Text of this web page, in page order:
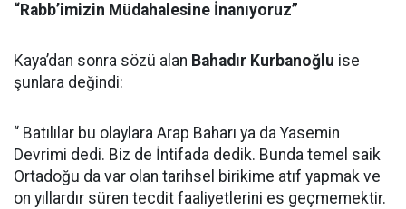
“Rabb’imizin Müdahalesine İnanıyoruz”
Kaya’dan sonra sözü alan Bahadır Kurbanoğlu ise
şunlara değindi:
“ Batılılar bu olaylara Arap Baharı ya da Yasemin
Devrimi dedi. Biz de İntifada dedik. Bunda temel saik
Ortadoğu da var olan tarihsel birikime atıf yapmak ve
on yıllardır süren tecdit faaliyetlerini es geçmemektir.